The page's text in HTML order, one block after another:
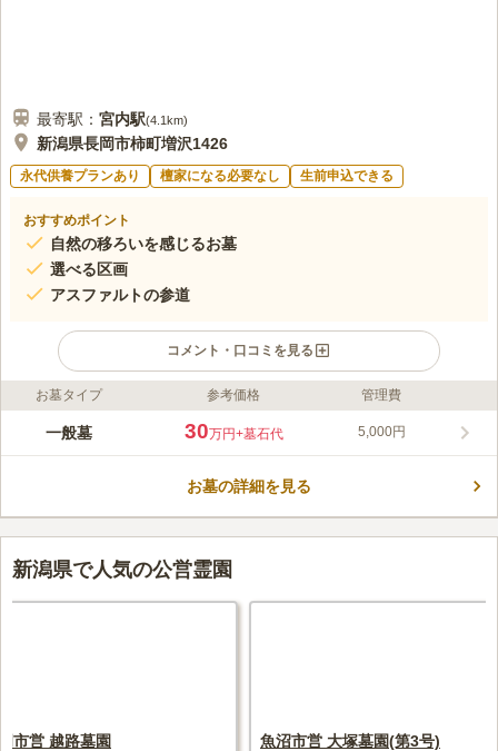
最寄駅： 宮内駅(4.1km)
新潟県長岡市柿町増沢1426
永代供養プランあり 檀家になる必要なし 生前申込できる
おすすめポイント
自然の移ろいを感じるお墓
選べる区画
アスファルトの参道
コメント・口コミを見る
ライフドット編集部のコメント
自然に恵まれた、四季折々の草花が園内を明るく彩っており、陽
画がほしい方におすすめです。全面アスファルトで雨の日でも滑
口コミ評価
みんなの評価
4.0
墓地の周りには何もなくゆっくりとお参りできる。必要なもの
は、ホームセンター等も多くどこでも買える。お供え物は、駅で購入。事
お墓タイプ 参考価格 管理費
一般墓 30万円+墓石代 5,000円
お墓の詳細を見る
新潟県で人気の公営霊園
市営 越路墓園
魚沼市営 大塚墓園(第3号)